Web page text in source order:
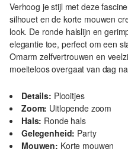
Verhoog je stijl met deze
silhouet en de korte mouwen
look. De ronde halslijn en
elegantie toe, perfect om een
Omarm zelfvertrouwen en
moeiteloos overgaat van dag
Details: Plooitjes
Zoom: Uitlopende zoom
Hals: Ronde hals
Gelegenheid: Party
Mouwen: Korte mouwen